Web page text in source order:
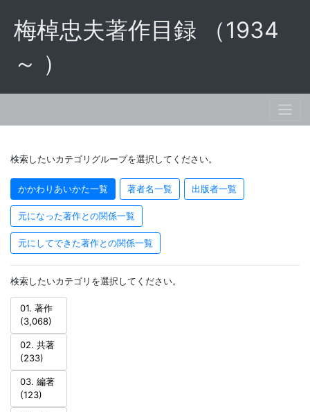
梅棹忠夫著作目録 （1934
～ ）
検索したいカテゴリグループを選択してください。
かかわりあいかた一覧 著者名一覧 出版者一覧
元になった著作との関係一覧
元にしてできた著作との関係一覧
検索したいカテゴリを選択してください。
01. 著作
(3,068)
02. 共著
(233)
03. 編著
(123)